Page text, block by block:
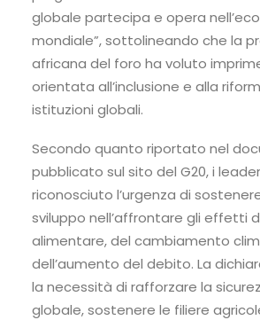
globale partecipa e opera
mondiale”, sottolineando che la
africana del foro ha voluto
orientata all’inclusione e alla
istituzioni globali.
Secondo quanto riportato nel
pubblicato sul sito del G20, i
riconosciuto l’urgenza di
sviluppo nell’affrontare gli effetti
alimentare, del cambiamento
dell’aumento del debito. La
la necessità di rafforzare la
globale, sostenere le filiere